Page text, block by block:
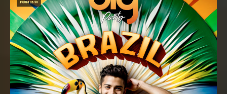
BIG UNIVERSE
BIG SUMMER
BIG JURASSIC PRIDE